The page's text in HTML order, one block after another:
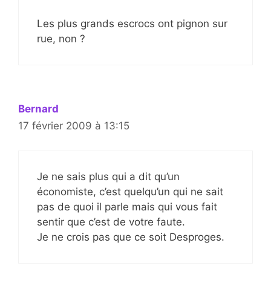
Les plus grands escrocs ont pignon sur
rue, non ?
Bernard
17 février 2009 à 13:15
Je ne sais plus qui a dit qu’un
économiste, c’est quelqu’un qui ne sait
pas de quoi il parle mais qui vous fait
sentir que c’est de votre faute.
Je ne crois pas que ce soit Desproges.